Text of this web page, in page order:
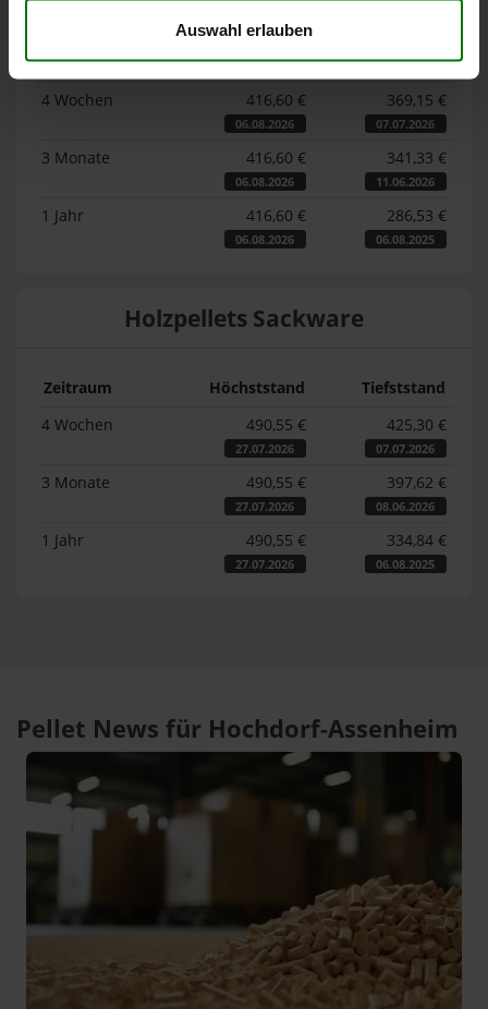
Auswahl erlauben
Zeitraum Höchststand
Tiefststand
4 Wochen
416,60 €
06.08.2026
369,15 €
07.07.2026
3 Monate 416,60 €
06.08.2026
341,33 €
11.06.2026
1 Jahr 416,60 €
06.08.2026
286,53 €
06.08.2025
Holzpellets Sackware
Zeitraum Höchststand
Tiefststand
4 Wochen
490,55 €
27.07.2026
425,30 €
07.07.2026
3 Monate 490,55 €
27.07.2026
397,62 €
08.06.2026
1 Jahr 490,55 €
27.07.2026
334,84 €
06.08.2025
Pellet News für Hochdorf-Assenheim